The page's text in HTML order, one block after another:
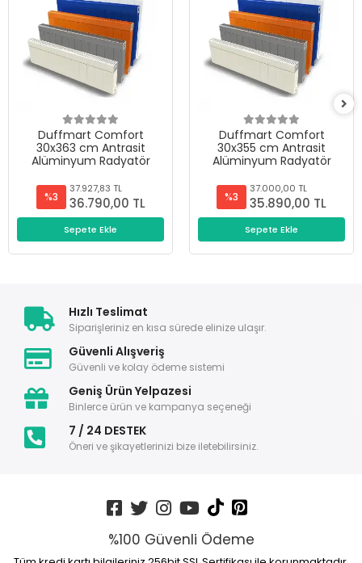
Duffmart Comfort
30x363 cm Antrasit
Alüminyum Radyatör
%3
37.927,83 TL
36.790,00 TL
Sepete Ekle
Duffmart Comfort
30x355 cm Antrasit
Alüminyum Radyatör
%3
37.000,00 TL
35.890,00 TL
Sepete Ekle
Hızlı Teslimat
Siparişleriniz en kısa sürede elinize ulaşır.
Güvenli Alışveriş
Güvenli ve kolay ödeme sistemi
Geniş Ürün Yelpazesi
Binlerce ürün ve kampanya seçeneği
7 / 24 DESTEK
Öneri ve şikayetlerinizi bize iletebilirsiniz.
%100 Güvenli Ödeme